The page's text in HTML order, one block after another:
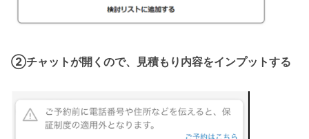
②チャットが開くので、見積もり内容をインプットする